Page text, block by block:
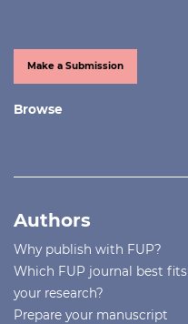
Make a Submission
Browse
Authors
Why publish with FUP?
Which FUP journal best fits
your research?
Prepare your manuscript